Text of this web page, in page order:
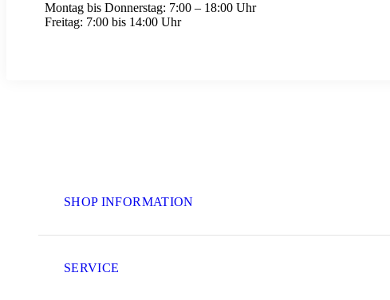
Montag bis Donnerstag: 7:00 – 18:00 Uhr
Freitag: 7:00 bis 14:00 Uhr
SHOP INFORMATION
SERVICE